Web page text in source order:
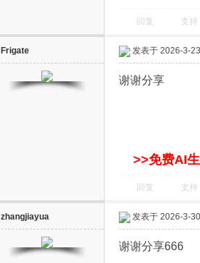
回复 支持
Frigate 发表于 2026-3-
谢谢分享
>>免费AI
回复 支持
zhangjiayua 发表于 2026-3-
谢谢分享666